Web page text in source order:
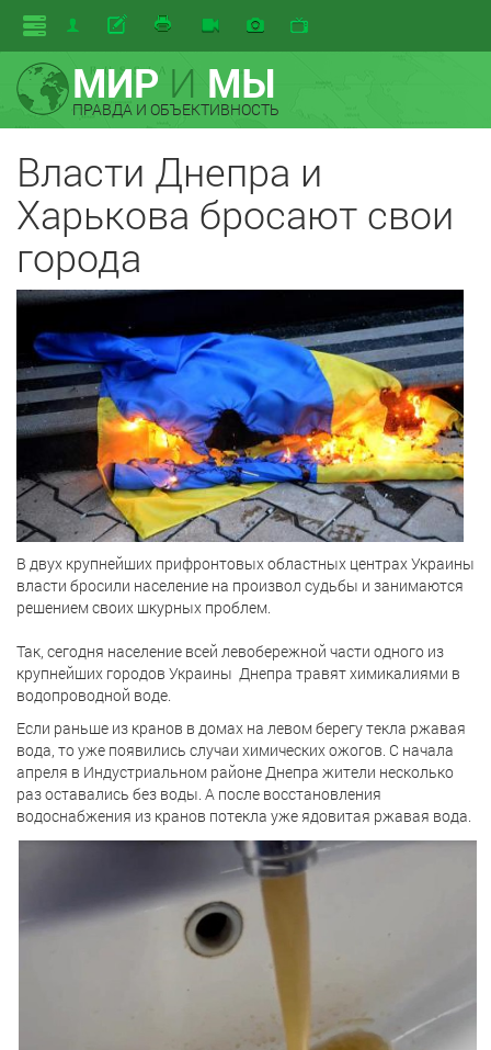
МИРИ МЫ
ПРАВДА И ОБЪЕКТИВНОСТЬ
Власти Днепра и
Харькова бросают свои
города
В двух крупнейших прифронтовых областных центрах Украины
власти бросили население на произвол судьбы и занимаются
решением своих шкурных проблем.
Так, сегодня население всей левобережной части одного из
крупнейших городов Украины Днепра травят химикалиями в
водопроводной воде.
Если раньше из кранов в домах на левом берегу текла ржавая
вода, то уже появились случаи химических ожогов. С начала
апреля в Индустриальном районе Днепра жители несколько
раз оставались без воды. А после восстановления
водоснабжения из кранов потекла уже ядовитая ржавая вода.